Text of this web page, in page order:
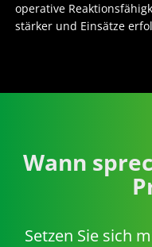
operative
stärker und Einsätze
Wann
Setzen Sie sich